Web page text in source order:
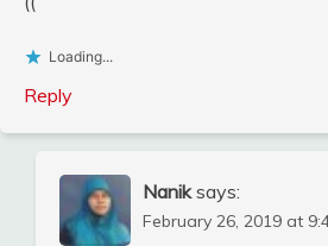
Loading...
Reply
Nanik says:
February 26, 2019 at